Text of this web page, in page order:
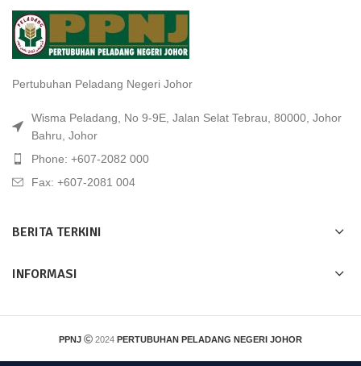
Pertubuhan Peladang Negeri Johor
Wisma Peladang, No 9-9E, Jalan Selat Tebrau, 80000, Johor
Bahru, Johor
Phone: +607-2082 000
Fax: +607-2081 004
BERITA TERKINI
INFORMASI
PPNJ 2024 PERTUBUHAN PELADANG NEGERI JOHOR